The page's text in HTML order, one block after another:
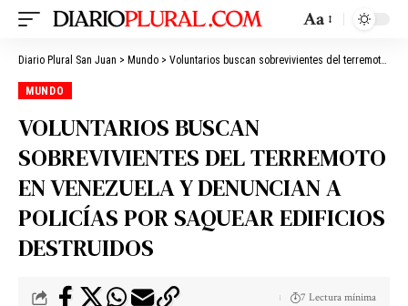
Aa
Diario Plural San Juan > Mundo > Voluntarios buscan sobrevivientes del terremoto en Venezuela y denuncian a policías por saquear edificios destruidos
MUNDO
VOLUNTARIOS BUSCAN
SOBREVIVIENTES DEL TERREMOTO
EN VENEZUELA Y DENUNCIAN A
POLICÍAS POR SAQUEAR EDIFICIOS
DESTRUIDOS
7 Lectura mínima